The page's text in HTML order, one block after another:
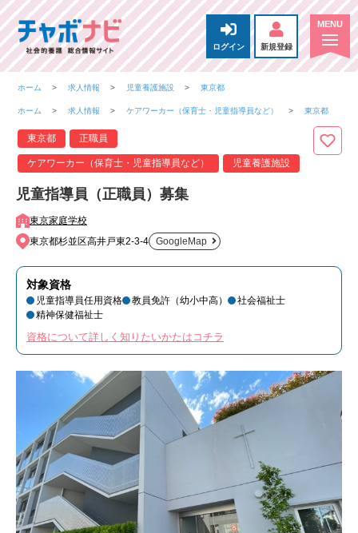
ログイン 新規登録
ホーム 求人情報 児童養護施設 東京都
ホーム 求人情報 ケアワーカー（保育士・児童指導員など） 東京都
東京都 正職員
ケアワーカー（保育士・児童指導員など） 児童養護施設
児童指導員（正職員）募集
東京家庭学校
東京都杉並区高井戸東2-3-4
GoogleMap
対象資格
児童指導員任用資格 教員免許（幼小中高）
社会福祉士
精神保健福祉士
資格について詳しく知りたいかたはコチラ